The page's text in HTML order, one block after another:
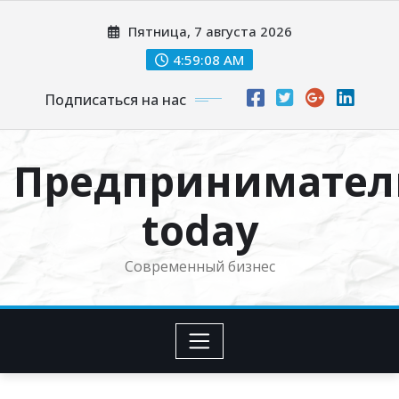
Пятница, 7 августа 2026
4:59:09 AM
Подписаться на нас
today
Современный бизнес